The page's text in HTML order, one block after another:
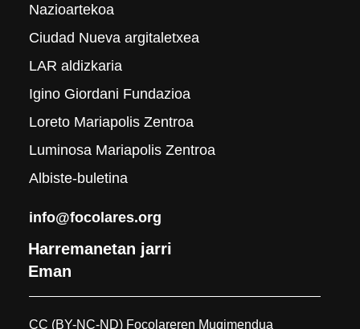
Nazioartekoa
Ciudad Nueva argitaletxea
LAR aldizkaria
Igino Giordani Fundazioa
Loreto Mariapolis Zentroa
Luminosa Mariapolis Zentroa
Albiste-buletina
info@focolares.org
Harremanetan jarri
Eman
CC (BY-NC-ND) Focolareren Mugimendua